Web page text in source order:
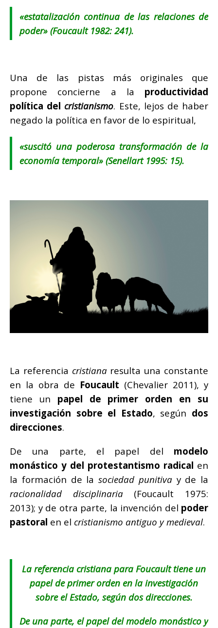
«estatalización continua de las relaciones de
poder» (Foucault 1982: 241).
Una de las pistas más originales que
propone concierne a la productividad
política del cristianismo. Este, lejos de haber
negado la política en favor de lo espiritual,
«suscitó una poderosa transformación de la
economía temporal» (Senellart 1995: 15).
La referencia cristiana resulta una constante
en la obra de Foucault (Chevalier 2011), y
tiene un papel de primer orden en su
investigación sobre el Estado, según dos
direcciones.
De una parte, el papel del modelo
monástico y del protestantismo radical en
la formación de la sociedad punitiva y de la
racionalidad disciplinaria (Foucault 1975:
2013); y de otra parte, la invención del poder
pastoral en el cristianismo antiguo y medieval.
La referencia cristiana para Foucault tiene un
papel de primer orden en la investigación
sobre el Estado, según dos direcciones.
De una parte, el papel del modelo monástico y